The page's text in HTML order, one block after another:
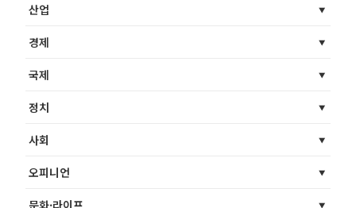
산업
경제
국제
정치
사회
오피니언
문화·라이프